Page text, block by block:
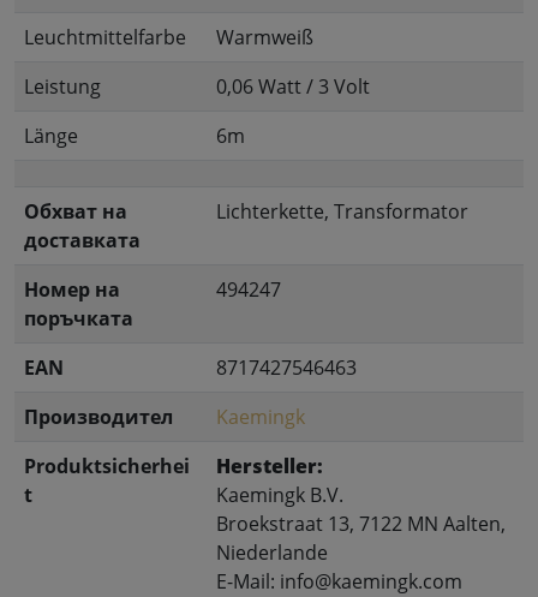
Leuchtmittelfarbe
Warmweiß
Leistung
0,06 Watt / 3 Volt
Länge
6m
Обхват на
доставката
Lichterkette, Transformator
Номер на
поръчката
494247
EAN
8717427546463
Производител
Kaemingk
Produktsicherhei
t
Hersteller:
Kaemingk B.V.
Broekstraat 13, 7122 MN Aalten,
Niederlande
E-Mail: info@kaemingk.com